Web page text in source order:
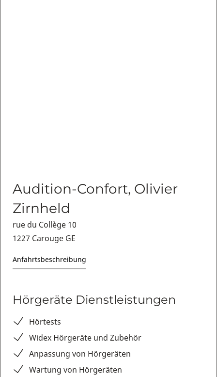
Audition-Confort, Olivier
Zirnheld
rue du Collège 10
1227 Carouge GE
Anfahrtsbeschreibung
Hörgeräte Dienstleistungen
Hörtests
Widex Hörgeräte und Zubehör
Anpassung von Hörgeräten
Wartung von Hörgeräten